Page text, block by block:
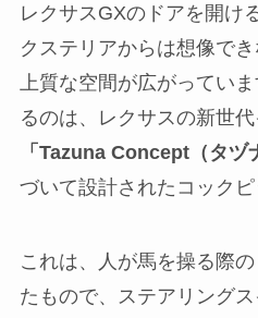
レクサスGXのドアを開け
クステリアからは想像で
上質な空間が広がってい
るのは、レクサスの新世
「Tazuna Concept（タヅ
づいて設計されたコックピ
これは、人が馬を操る際
たもので、ステアリング